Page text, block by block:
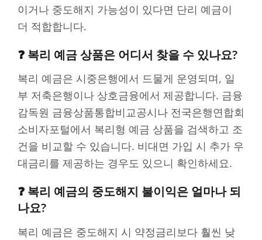
이거나 중도해지 가능성이 있다면 단리 예금이
더 적합합니다.
❓ 복리 예금 상품은 어디서 찾을 수 있나요?
복리 예금은 시중은행에서 드물게 운영되며, 일
부 저축은행이나 상호금융에서 제공합니다. 금융
감독원 금융상품통합비교공시나 전국은행연합회
소비자포털에서 복리형 예금 상품을 검색하고 조
건을 비교할 수 있습니다. 비대면 가입 시 추가 우
대금리를 제공하는 경우도 있으니 확인하세요.
❓ 복리 예금의 중도해지 불이익은 얼마나 되
나요?
복리 예금은 중도해지 시 약정금리보다 훨씬 낮